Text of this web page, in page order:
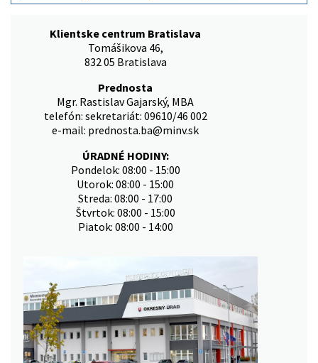
Klientske centrum Bratislava
Tomášikova 46,
832 05 Bratislava
Prednosta
Mgr. Rastislav Gajarský, MBA
telefón: sekretariát: 09610/46 002
e-mail: prednosta.ba@minv.sk
ÚRADNÉ HODINY:
Pondelok: 08:00 - 15:00
Utorok: 08:00 - 15:00
Streda: 08:00 - 17:00
Štvrtok: 08:00 - 15:00
Piatok: 08:00 - 14:00